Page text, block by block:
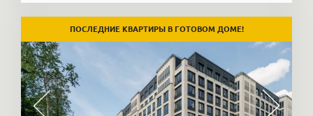
ПОСЛЕДНИЕ КВАРТИРЫ В ГОТОВОМ ДОМЕ!